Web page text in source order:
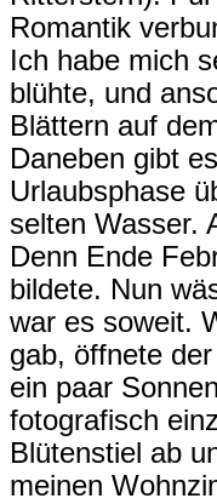
Romantik
Ich habe mich
blühte, und
Blättern auf
Daneben gibt
Urlaubsphase
selten Wasser.
Denn Ende
bildete. Nun
war es soweit.
gab, öffnete
ein paar
fotografisch
Blütenstiel ab
meinen